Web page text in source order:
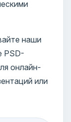
наши
PSD-
онлайн-
или